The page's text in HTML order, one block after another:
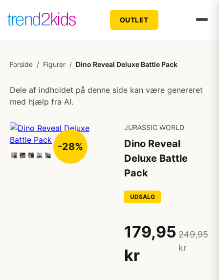
OUTLET
Forside / Figurer / Dino Reveal Deluxe Battle Pack
Dele af indholdet på denne side kan være genereret
med hjælp fra AI.
-28%
JURASSIC WORLD
Dino Reveal
Deluxe Battle
Pack
UDSALG
179,95
kr
249,95
kr